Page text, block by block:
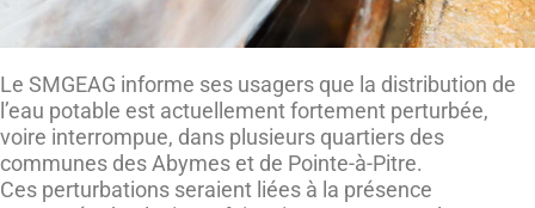
Le SMGEAG informe ses usagers que la distribution de
l’eau potable est actuellement fortement perturbée,
voire interrompue, dans plusieurs quartiers des
communes des Abymes et de Pointe-à-Pitre.
Ces perturbations seraient liées à la présence